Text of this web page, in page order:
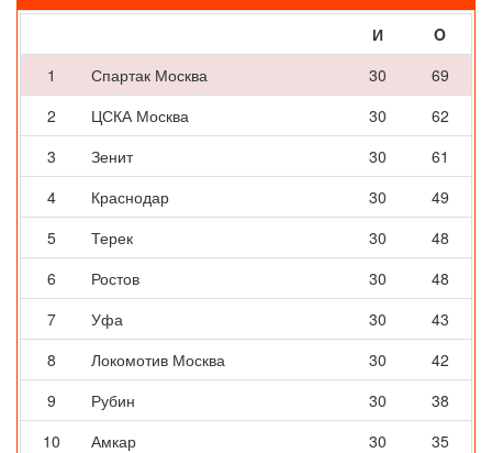
И
O
1
Спартак Москва 30
69
2
ЦСКА Москва 30
62
3
Зенит 30
61
4
Краснодар 30
49
5
Терек 30
48
6
Ростов 30
48
7
Уфа 30
43
8
Локомотив Москва 30
42
9
Рубин 30
38
10
Амкар 30
35